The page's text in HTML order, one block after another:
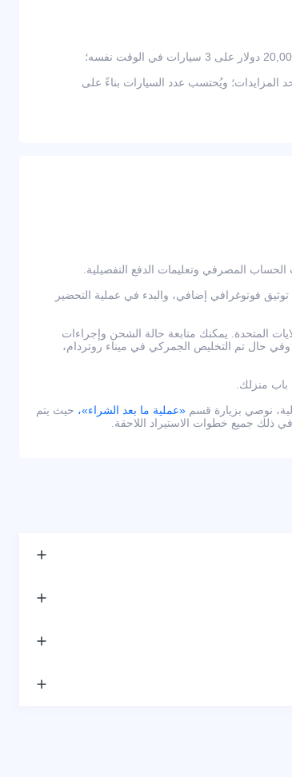
10% من إجمالي حد المزايدات؛ ويُحتسب عدد السيارات بناءً على
توثيق فوتوغرافي إضافي، والبدء في عملية التحضير
المتحدة. يمكنك متابعة حالة الشحن وإجراءات
حال تم التخليص الجمركي في ميناء روتردام،
منزلك.
نوصي بزيارة قسم «عملية ما بعد الشراء»، حيث يتم
ذلك جميع خطوات الاستيراد اللاحقة.